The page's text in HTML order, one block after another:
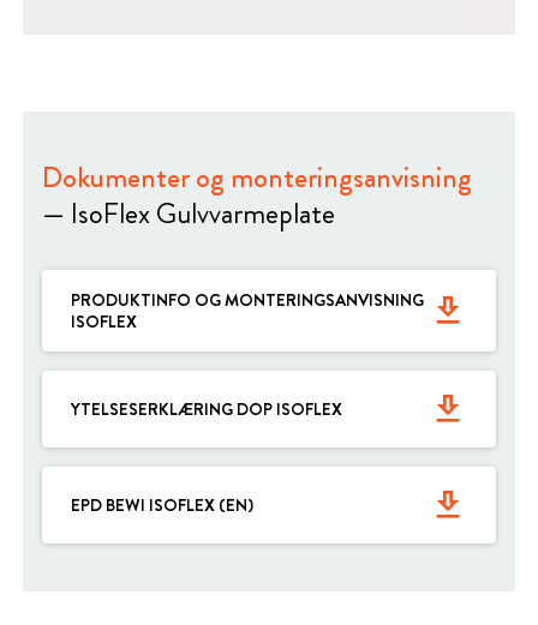
Dokumenter og monteringsanvisning
— IsoFlex Gulvvarmeplate
PRODUKTINFO OG MONTERINGSANVISNING
ISOFLEX
get_app
YTELSESERKLÆRING DOP ISOFLEX get_app
EPD BEWI ISOFLEX (EN) get_app